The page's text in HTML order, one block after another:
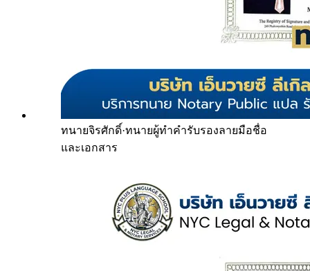
ทนายจิรศักดิ์·ทนายผู้ทำคำรับรองลายมือชื่อ
และเอกสาร